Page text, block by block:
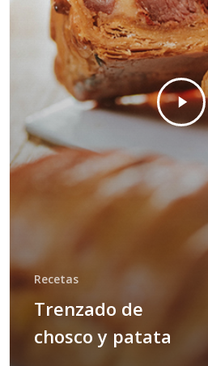
Recetas
Trenzado de
chosco y patata